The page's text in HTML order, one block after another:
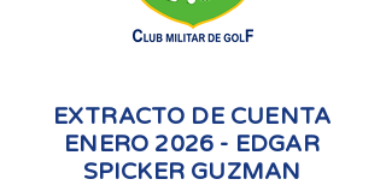
EXTRACTO DE CUENTA
ENERO 2026 - EDGAR
SPICKER GUZMAN